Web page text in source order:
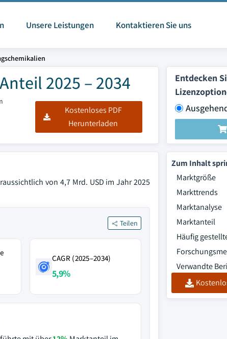
Unsere Leistungen Kontaktieren Sie uns
2025 – 2034
Kostenloses PDF
Herunterladen
Entdecken
von 4,7 Mrd. USD im Jahr 2025
Teilen
CAGR (2025–2034)
5,9%
Zum Inhalt
Marktgröße
Markttrends
Marktanalyse
Marktanteil
Häufig
Verwandte